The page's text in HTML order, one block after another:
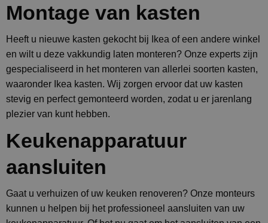
Montage van kasten
Heeft u nieuwe kasten gekocht bij Ikea of een andere winkel
en wilt u deze vakkundig laten monteren? Onze experts zijn
gespecialiseerd in het monteren van allerlei soorten kasten,
waaronder Ikea kasten. Wij zorgen ervoor dat uw kasten
stevig en perfect gemonteerd worden, zodat u er jarenlang
plezier van kunt hebben.
Keukenapparatuur
aansluiten
Gaat u verhuizen of uw keuken renoveren? Onze monteurs
kunnen u helpen bij het professioneel aansluiten van uw